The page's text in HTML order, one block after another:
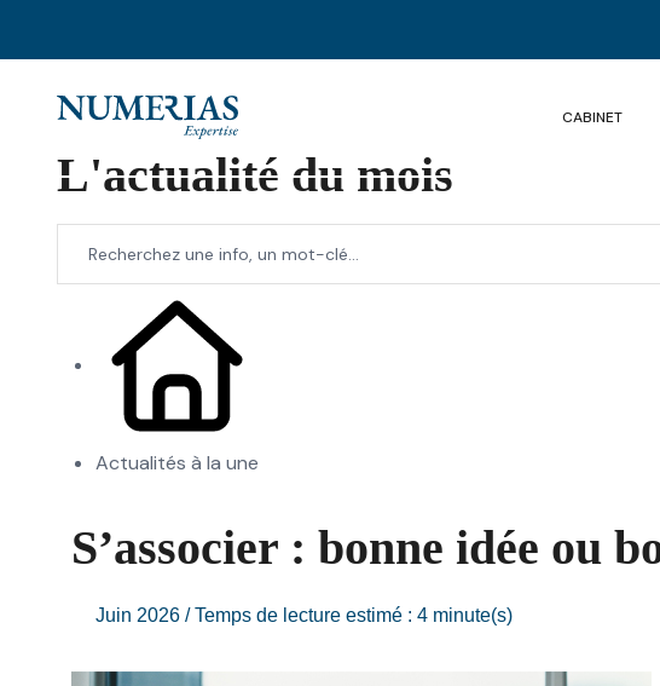
CABINET
L'actualité du mois
Actualités à la une
S’associer : bonne idée ou
Juin 2026 / Temps de lecture estimé : 4 minute(s)